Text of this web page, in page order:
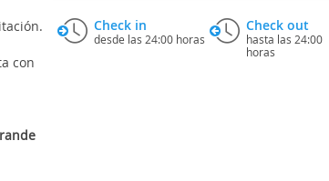
con
Check in
desde las 24:00 horas
Check out
hasta las 24:00
horas